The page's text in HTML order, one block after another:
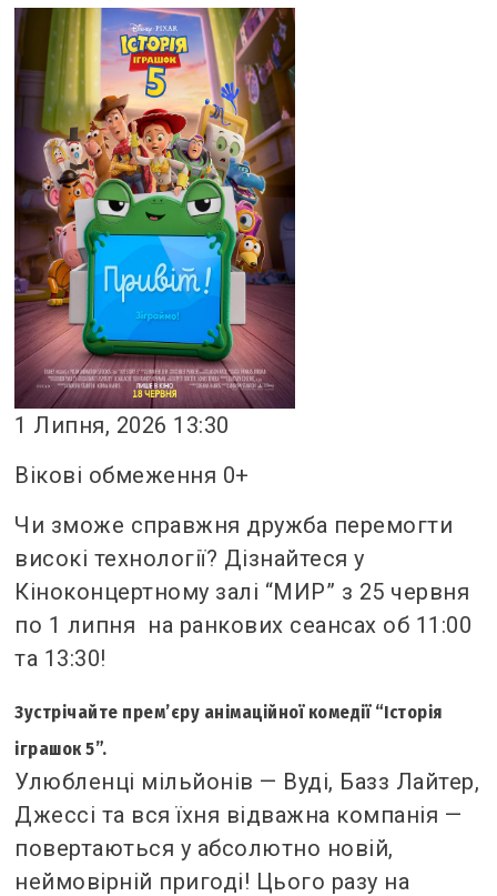
1 Липня, 2026 13:30
Вікові обмеження 0+
Чи зможе справжня дружба перемогти
високі технології? Дізнайтеся у
Кіноконцертному залі “МИР” з 25 червня
по 1 липня на ранкових сеансах об 11:00
та 13:30!
Зустрічайте прем’єру анімаційної комедії “Історія
іграшок 5”.
Улюбленці мільйонів — Вуді, Базз Лайтер,
Джессі та вся їхня відважна компанія —
повертаються у абсолютно новій,
неймовірній пригоді! Цього разу на